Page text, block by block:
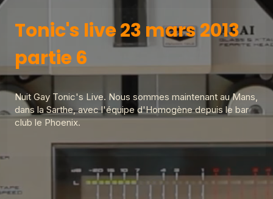
Tonic's live 23 mars 2013
partie 6
Nuit Gay Tonic's Live. Nous sommes maintenant au Mans,
dans la Sarthe, avec l'équipe d'Homogène depuis le bar
club le Phoenix.